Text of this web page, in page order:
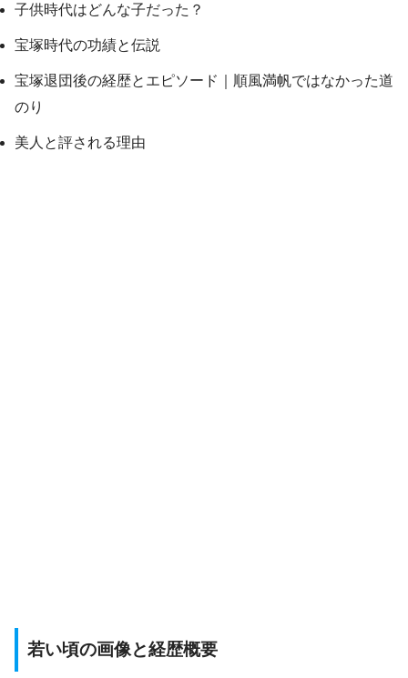
子供時代はどんな子だった？
宝塚時代の功績と伝説
宝塚退団後の経歴とエピソード｜順風満帆ではなかった道
のり
美人と評される理由
若い頃の画像と経歴概要